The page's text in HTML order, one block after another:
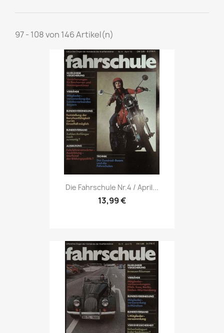
97 - 108 von 146 Artikel(n)
Vorschau
Die Fahrschule Nr.4 / April...
13,99 €